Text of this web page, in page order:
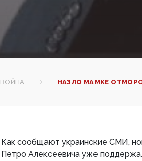
ВОЙНА НАЗЛО МАМКЕ
Как сообщают украинские СМИ,
Петро Алексеевича уже